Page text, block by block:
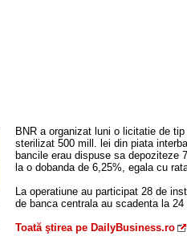
BNR a organizat luni o licitatie de
sterilizat 500 mill. lei din piata
bancile erau dispuse sa depoziteze
la o dobanda de 6,25%, egala cu
La operatiune au participat 28 de
de banca centrala au scadenta la 24
Toată ştirea pe DailyBusiness.ro